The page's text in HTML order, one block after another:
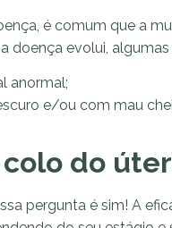
é comum que a
doença evolui,
anormal;
e/ou com mau
do
pergunta é sim! A